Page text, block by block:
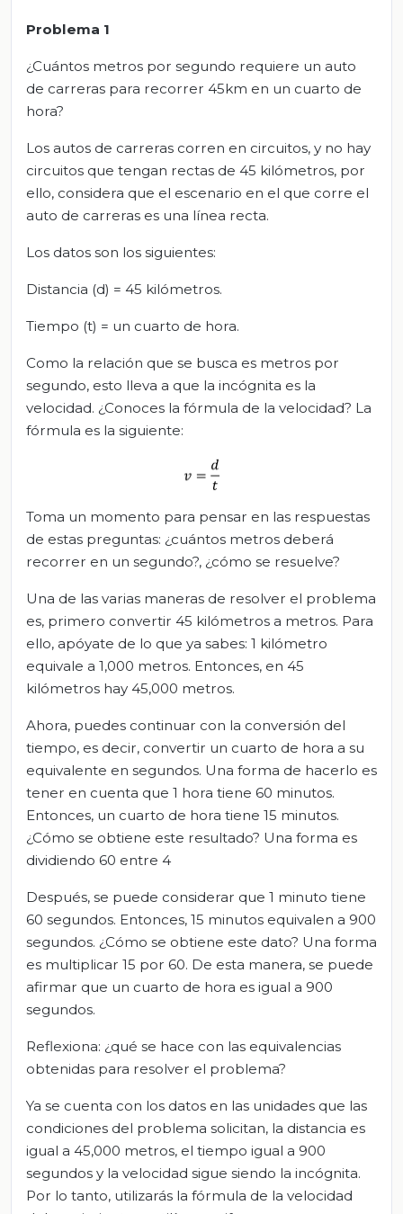
Problema 1
¿Cuántos metros por segundo requiere un auto
de carreras para recorrer 45km en un cuarto de
hora?
Los autos de carreras corren en circuitos, y no hay
circuitos que tengan rectas de 45 kilómetros, por
ello, considera que el escenario en el que corre el
auto de carreras es una línea recta.
Los datos son los siguientes:
Distancia (d) = 45 kilómetros.
Tiempo (t) = un cuarto de hora.
Como la relación que se busca es metros por
segundo, esto lleva a que la incógnita es la
velocidad. ¿Conoces la fórmula de la velocidad? La
fórmula es la siguiente:
Toma un momento para pensar en las respuestas
de estas preguntas: ¿cuántos metros deberá
recorrer en un segundo?, ¿cómo se resuelve?
Una de las varias maneras de resolver el problema
es, primero convertir 45 kilómetros a metros. Para
ello, apóyate de lo que ya sabes: 1 kilómetro
equivale a 1,000 metros. Entonces, en 45
kilómetros hay 45,000 metros.
Ahora, puedes continuar con la conversión del
tiempo, es decir, convertir un cuarto de hora a su
equivalente en segundos. Una forma de hacerlo es
tener en cuenta que 1 hora tiene 60 minutos.
Entonces, un cuarto de hora tiene 15 minutos.
¿Cómo se obtiene este resultado? Una forma es
dividiendo 60 entre 4
Después, se puede considerar que 1 minuto tiene
60 segundos. Entonces, 15 minutos equivalen a 900
segundos. ¿Cómo se obtiene este dato? Una forma
es multiplicar 15 por 60. De esta manera, se puede
afirmar que un cuarto de hora es igual a 900
segundos.
Reflexiona: ¿qué se hace con las equivalencias
obtenidas para resolver el problema?
Ya se cuenta con los datos en las unidades que las
condiciones del problema solicitan, la distancia es
igual a 45,000 metros, el tiempo igual a 900
segundos y la velocidad sigue siendo la incógnita.
Por lo tanto, utilizarás la fórmula de la velocidad